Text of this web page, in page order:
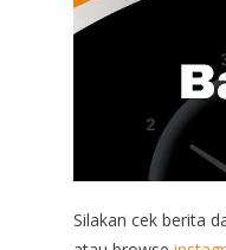
Silakan cek berita